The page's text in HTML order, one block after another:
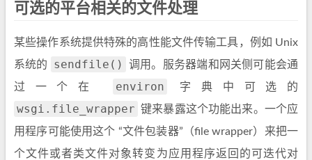
可选的平台相关的文件处理
某些操作系统提供特殊的高性能文件传输工具，例如 Unix
系统的
sendfile()
调用。服务器端和网关侧可能会通
过一个在
environ 字典中可选的
wsgi.file_wrapper 键来暴露这个功能出来。一个应
用程序可能使用这个 “文件包装器”（file wrapper）来把一
个文件或者类文件对象转变为应用程序返回的可迭代对